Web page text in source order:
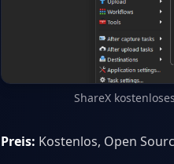
ShareX
Preis: Kostenlos, Open